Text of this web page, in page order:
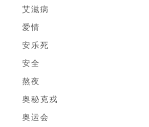
艾滋病
爱情
安乐死
安全
熬夜
奥秘克戎
奥运会